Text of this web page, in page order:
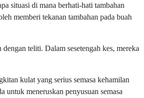
situasi di mana berhati-hati tambahan
memberi tekanan tambahan pada buah
teliti. Dalam sesetengah kes, mereka
kulat yang serius semasa kehamilan
untuk meneruskan penyusuan semasa